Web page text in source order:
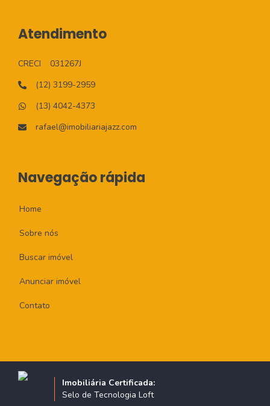
Atendimento
CRECI
031267J
(12) 3199-2959
(13) 4042-4373
rafael@imobiliariajazz.com
Navegação rápida
Home
Sobre nós
Buscar imóvel
Anunciar imóvel
Contato
Imobiliária Certificada:
Selo de Tecnologia Loft